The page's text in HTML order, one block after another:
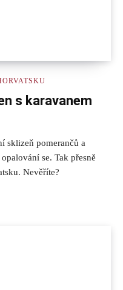
s karavanem
sklizeň pomerančů a
se. Tak přesně
Nevěříte?